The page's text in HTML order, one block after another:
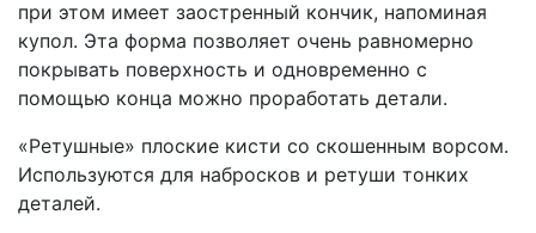
при этом имеет заостренный кончик, напоминая
купол. Эта форма позволяет очень равномерно
покрывать поверхность и одновременно с
помощью конца можно проработать детали.
«Ретушные» плоские кисти со скошенным ворсом.
Используются для набросков и ретуши тонких
деталей.